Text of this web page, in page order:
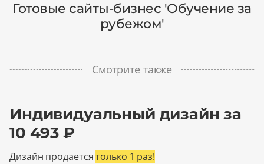
Готовые сайты-бизнес 'Обучение за
рубежом'
Смотрите также
Индивидуальный дизайн за
10 493 ₽
Дизайн продаетсятолько 1 раз!